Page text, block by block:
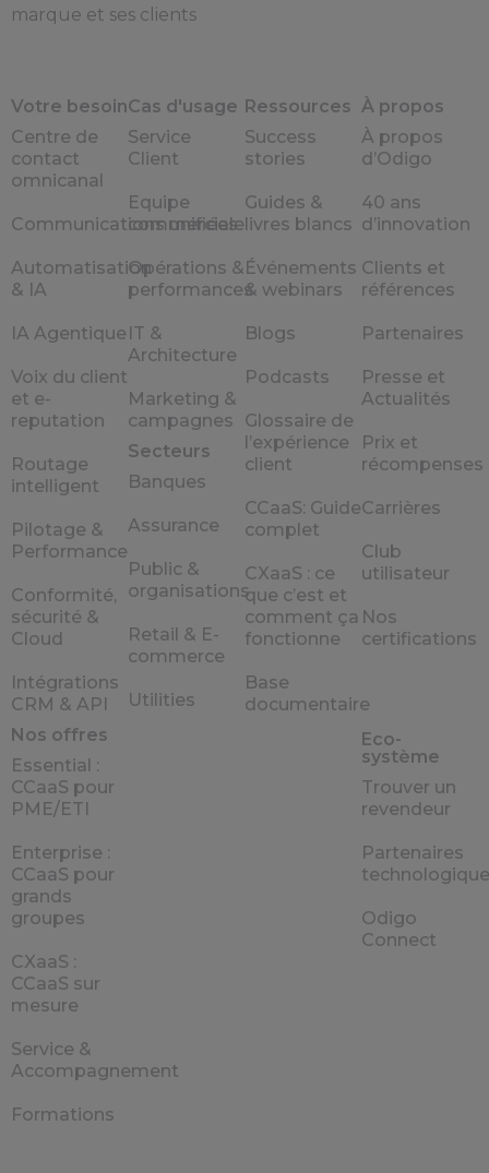
marque et ses clients
Votre besoin
Centre de
contact
omnicanal
Communications unifiées
Automatisation
& IA
IA Agentique
Voix du client
et e-
reputation
Routage
intelligent
Pilotage &
Performance
Conformité,
sécurité &
Cloud
Intégrations
CRM & API
Nos offres
Essential :
CCaaS pour
PME/ETI
Enterprise :
CCaaS pour
grands
groupes
CXaaS :
CCaaS sur
mesure
Service &
Accompagnement
Formations
Cas d'usage
Service
Client
Equipe
commerciale
Opérations &
performances
IT &
Architecture
Marketing &
campagnes
Secteurs
Banques
Assurance
Public &
organisations
Retail & E-
commerce
Utilities
Ressources
Success
stories
Guides &
livres blancs
Événements
& webinars
Blogs
Podcasts
Glossaire de
l’expérience
client
CCaaS: Guide
complet
CXaaS : ce
que c’est et
comment ça
fonctionne
Base
documentaire
À propos
À propos
d’Odigo
40 ans
d’innovation
Clients et
références
Partenaires
Presse et
Actualités
Prix et
récompenses
Carrières
Club
utilisateur
Nos
certifications
Eco-
système
Trouver un
revendeur
Partenaires
Odigo
Connect